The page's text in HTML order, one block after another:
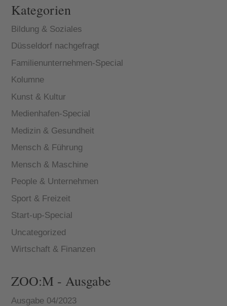
Kategorien
Bildung & Soziales
Düsseldorf nachgefragt
Familienunternehmen-Special
Kolumne
Kunst & Kultur
Medienhafen-Special
Medizin & Gesundheit
Mensch & Führung
Mensch & Maschine
People & Unternehmen
Sport & Freizeit
Start-up-Special
Uncategorized
Wirtschaft & Finanzen
ZOO:M - Ausgabe
Ausgabe 04/2023